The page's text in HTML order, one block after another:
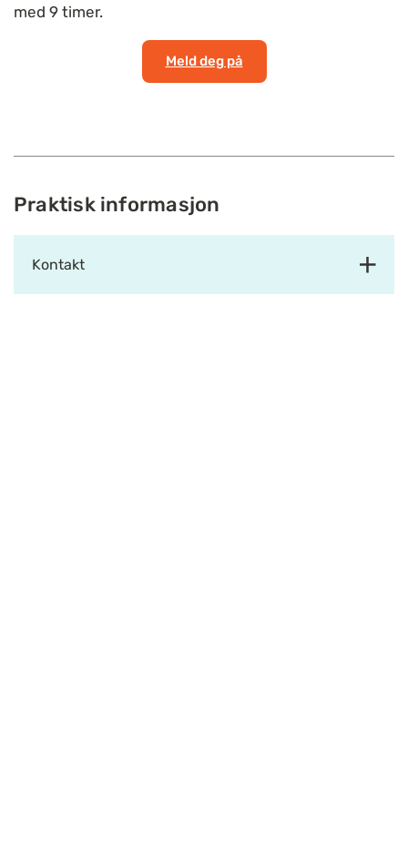
med 9 timer.
Meld deg på
Praktisk informasjon
Kontakt